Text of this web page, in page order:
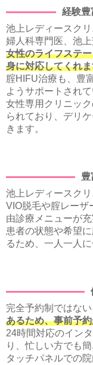
経験豊
池上レディースク
婦人科専門医、池
女性のライフステ
身に対応してくれ
腟HIFU治療も、豊
ようサポートされて
女性専用クリニッ
られており、デリ
きます。
豊
池上レディースク
VIO脱毛や腟レーザ
由診療メニューが充
患者の状態や希望
るため、一人一人
完全予約制ではない
あるため、事前予
24時間対応のイン
り、忙しい方でも
タッチパネルでの